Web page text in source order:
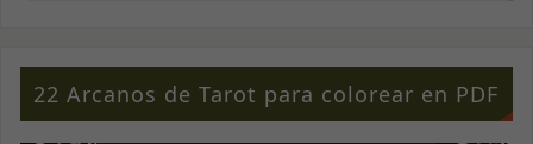
22 Arcanos de Tarot para colorear en PDF